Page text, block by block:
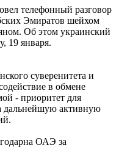
телефонный разговор
Эмиратов шейхом
Об этом украинский
19 января.
суверенитета и
в обмене
- приоритет для
дальнейшую активную
ОАЭ за